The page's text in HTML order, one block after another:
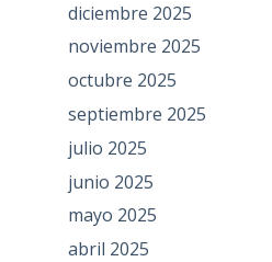
diciembre 2025
noviembre 2025
octubre 2025
septiembre 2025
julio 2025
junio 2025
mayo 2025
abril 2025